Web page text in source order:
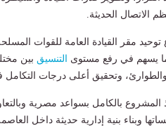
الاتصال الحديثة.
مقر القيادة العامة للقوات
يسهم في رفع مستوى
التنسيق بين
والطوارئ، وتحقيق أعلى درجات التكامل
بالكامل بسواعد مصرية
وبناء بنية إدارية حديثة داخل